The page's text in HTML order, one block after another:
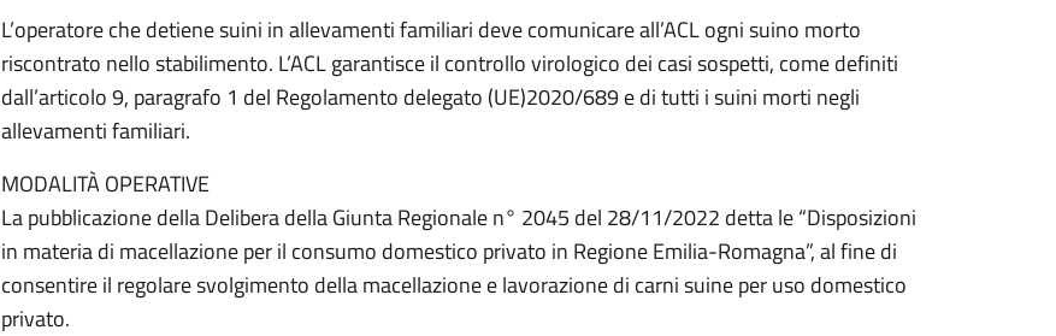
L’operatore che detiene suini in allevamenti familiari deve comunicare all’ACL ogni suino morto
riscontrato nello stabilimento. L’ACL garantisce il controllo virologico dei casi sospetti, come definiti
dall’articolo 9, paragrafo 1 del Regolamento delegato (UE)2020/689 e di tutti i suini morti negli
allevamenti familiari.
MODALITÀ OPERATIVE
La pubblicazione della Delibera della Giunta Regionale n° 2045 del 28/11/2022 detta le “Disposizioni
in materia di macellazione per il consumo domestico privato in Regione Emilia-Romagna”, al fine di
consentire il regolare svolgimento della macellazione e lavorazione di carni suine per uso domestico
privato.